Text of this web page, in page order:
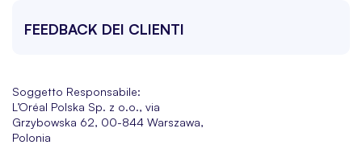
FEEDBACK DEI CLIENTI
Soggetto Responsabile:
L’Oréal Polska Sp. z o.o., via
Grzybowska 62, 00-844 Warszawa,
Polonia